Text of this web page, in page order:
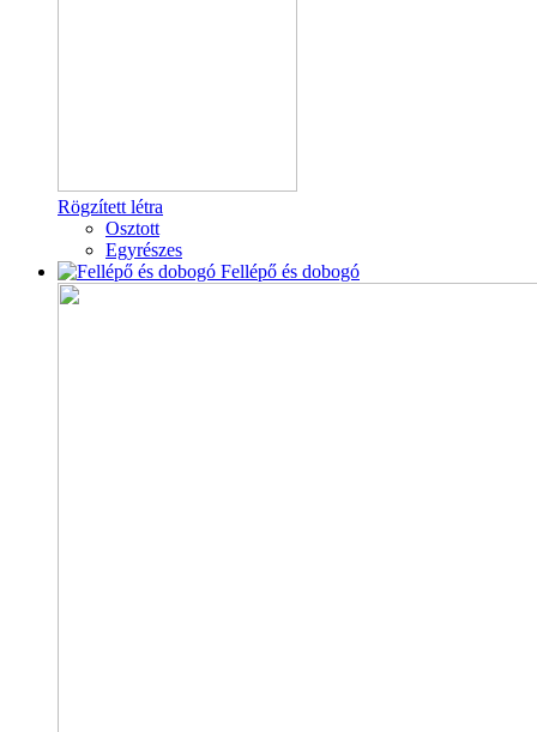
Rögzített létra
Osztott
Egyrészes
Fellépő és dobogó